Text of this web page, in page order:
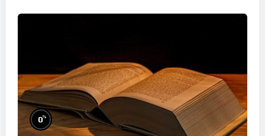
0%